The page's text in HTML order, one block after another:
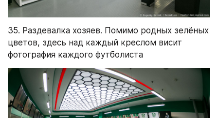
35. Раздевалка хозяев. Помимо родных зелёных
цветов, здесь над каждый креслом висит
фотография каждого футболиста